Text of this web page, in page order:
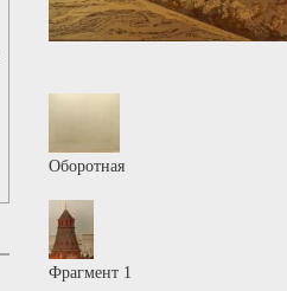
Оборотная
Фрагмент 1